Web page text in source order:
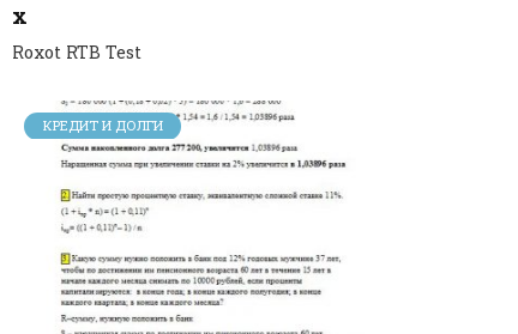
x
Roxot RTB Test
КРЕДИТ И ДОЛГИ